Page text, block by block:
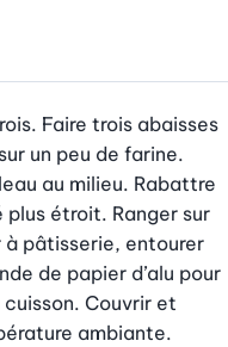
Faire trois abaisses
un peu de farine.
au milieu. Rabattre
étroit. Ranger sur
à pâtisserie, entourer
de papier d’alu pour
cuisson. Couvrir et
ambiante.